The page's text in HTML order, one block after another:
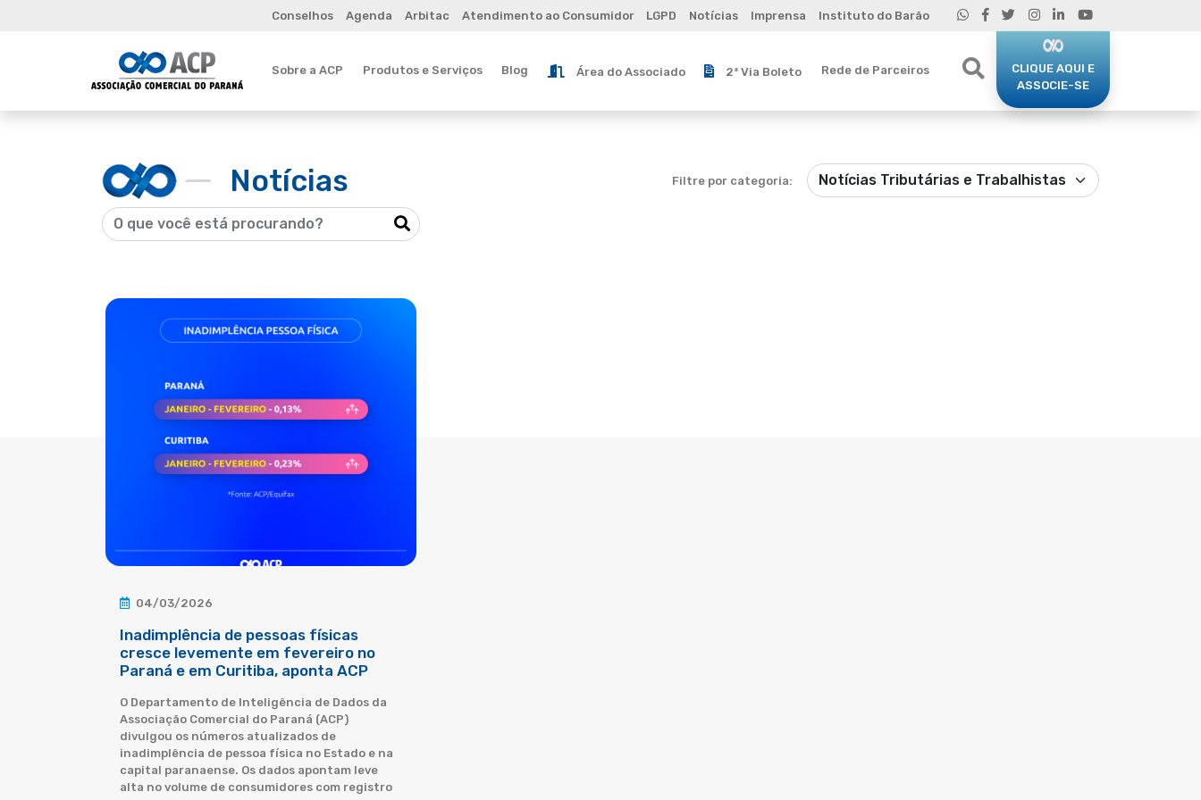
Conselhos Agenda Arbitac Atendimento ao Consumidor LGPD Notícias Imprensa Instituto do Barão
Sobre a ACP Produtos e Serviços Blog Área do Associado 2ª Via Boleto Rede de Parceiros
CLIQUE AQUI E
ASSOCIE-SE
Notícias Filtre por categoria:
04/03/2026
Inadimplência de pessoas físicas
cresce levemente em fevereiro no
Paraná e em Curitiba, aponta ACP
O Departamento de Inteligência de Dados da
Associação Comercial do Paraná (ACP)
divulgou os números atualizados de
inadimplência de pessoa física no Estado e na
capital paranaense. Os dados apontam leve
alta no volume de consumidores com registro